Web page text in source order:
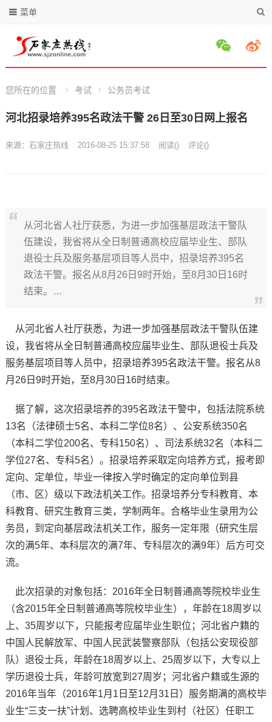
菜单
您所在的位置 考试 公务员考试
河北招录培养395名政法干警 26日至30日网上报名
来源： 石家庄热线 2016-08-25 15:37:58 阅读() 评论()
从河北省人社厅获悉，为进一步加强基层政法干警队
伍建设，我省将从全日制普通高校应届毕业生、部队
退役士兵及服务基层项目等人员中，招录培养395名
政法干警。报名从8月26日9时开始，至8月30日16时
结束。…
从河北省人社厅获悉，为进一步加强基层政法干警队伍建
设，我省将从全日制普通高校应届毕业生、部队退役士兵及
服务基层项目等人员中，招录培养395名政法干警。报名从8
月26日9时开始，至8月30日16时结束。
据了解，这次招录培养的395名政法干警中，包括法院系统
13名（法律硕士5名、本科二学位8名）、公安系统350名
（本科二学位200名、专科150名）、司法系统32名（本科二
学位27名、专科5名）。招录培养采取定向培养方式，报考即
定向、定单位，毕业一律按入学时确定的定向单位到县
（市、区）级以下政法机关工作。招录培养分专科教育、本
科教育、研究生教育三类，学制两年。合格毕业生录用为公
务员，到定向基层政法机关工作，服务一定年限（研究生层
次的满5年、本科层次的满7年、专科层次的满9年）后方可交
流。
此次招录的对象包括：2016年全日制普通高等院校毕业生
（含2015年全日制普通高等院校毕业生），年龄在18周岁以
上、35周岁以下，只能报考应届毕业生职位；河北省户籍的
中国人民解放军、中国人民武装警察部队（包括公安现役部
队）退役士兵，年龄在18周岁以上、25周岁以下，大专以上
学历退役士兵，年龄可放宽到27周岁；河北省户籍或生源的
2016年当年（2016年1月1日至12月31日）服务期满的高校毕
业生“三支一扶”计划、选聘高校毕业生到村（社区）任职工